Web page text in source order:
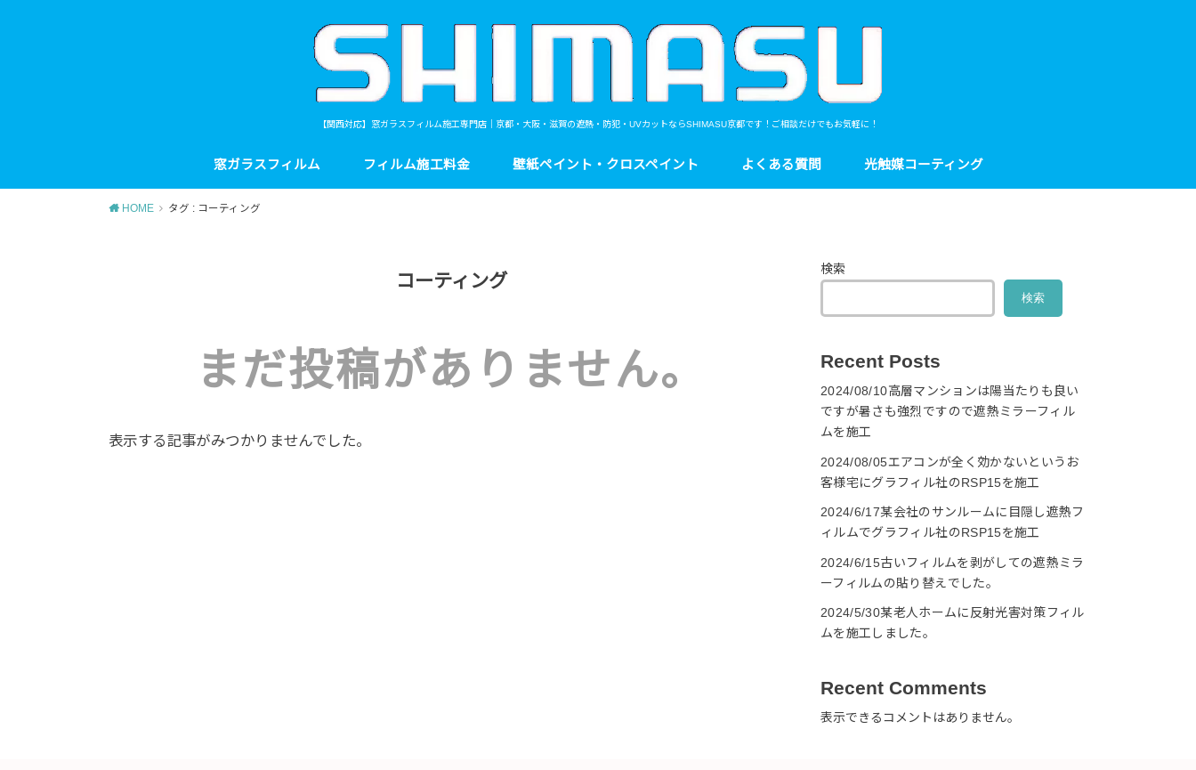
【関西対応】窓ガラスフィルム施工専門店｜京都・大阪・滋賀の遮熱・防犯・UVカットならSHIMASU京都です！ご相談だけでもお気軽に！
窓ガラスフィルム フィルム施工料金 壁紙ペイント・クロスペイント よくある質問 光触媒コーティング
HOME タグ : コーティング
コーティング
まだ投稿がありません。
表示する記事がみつかりませんでした。
検索
検索
Recent Posts
2024/08/10高層マンションは陽当たりも良い
ですが暑さも強烈ですので遮熱ミラーフィル
ムを施工
2024/08/05エアコンが全く効かないというお
客様宅にグラフィル社のRSP15を施工
2024/6/17某会社のサンルームに目隠し遮熱フ
ィルムでグラフィル社のRSP15を施工
2024/6/15古いフィルムを剥がしての遮熱ミラ
ーフィルムの貼り替えでした。
2024/5/30某老人ホームに反射光害対策フィル
ムを施工しました。
Recent Comments
表示できるコメントはありません。